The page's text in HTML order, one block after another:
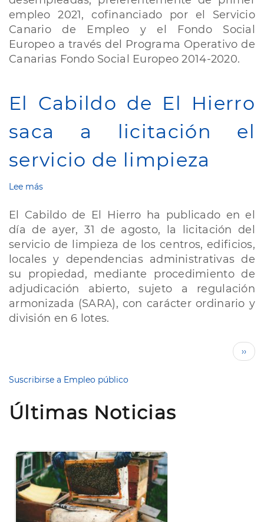
empleo 2021, cofinanciado por el Servicio
Canario de Empleo y el Fondo Social
Europeo a través del Programa Operativo de
Canarias Fondo Social Europeo 2014-2020.
El Cabildo de El Hierro
saca a licitación el
servicio de limpieza
Lee más
Cabildo
de
El
Hierro
saca
a
licitación
el
servicio
de
El Cabildo de El Hierro ha publicado en el
día de ayer, 31 de agosto, la licitación del
servicio de limpieza de los centros, edificios,
locales y dependencias administrativas de
su propiedad, mediante procedimiento de
adjudicación abierto, sujeto a regulación
armonizada (SARA), con carácter ordinario y
división en 6 lotes.
››
Suscribirse a Empleo público
Últimas Noticias